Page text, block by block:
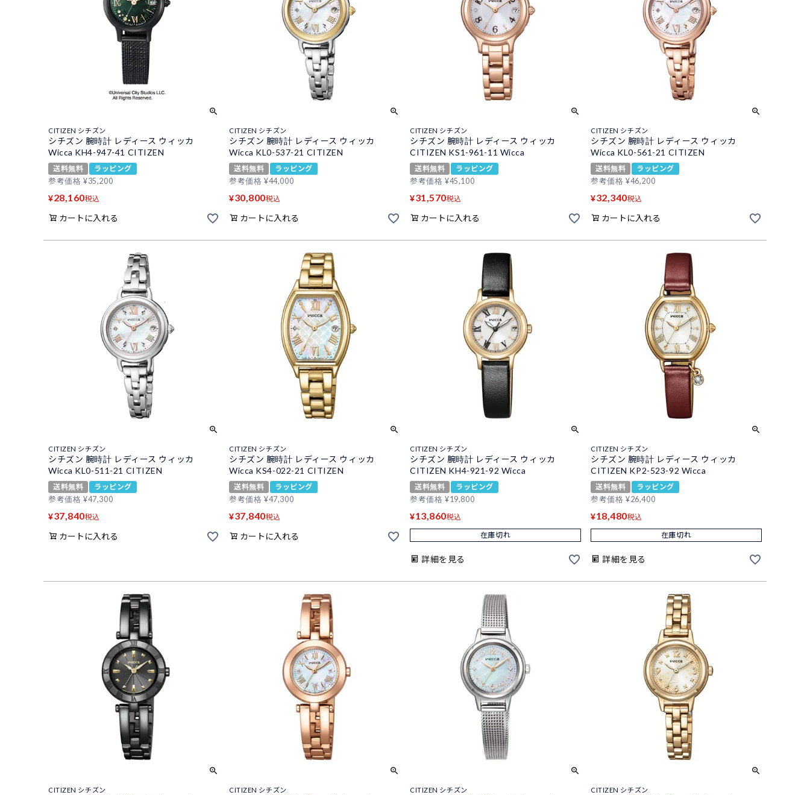
CITIZEN シチズン
シチズン 腕時計 レディース ウィッカ
Wicca KH4-947-41 CITIZEN
送料無料
ラッピング
参考価格 ¥35,200
¥28,160税込
カートに入れる
CITIZEN シチズン
シチズン 腕時計 レディース ウィッカ
Wicca KL0-537-21 CITIZEN
送料無料
ラッピング
参考価格 ¥44,000
¥30,800税込
カートに入れる
CITIZEN シチズン
シチズン 腕時計 レディース ウィッカ
CITIZEN KS1-961-11 Wicca
送料無料
ラッピング
参考価格 ¥45,100
¥31,570税込
カートに入れる
CITIZEN シチズン
シチズン 腕時計 レディース ウィッカ
Wicca KL0-561-21 CITIZEN
送料無料
ラッピング
参考価格 ¥46,200
¥32,340税込
カートに入れる
CITIZEN シチズン
シチズン 腕時計 レディース ウィッカ
Wicca KL0-511-21 CITIZEN
送料無料
ラッピング
参考価格 ¥47,300
¥37,840税込
カートに入れる
CITIZEN シチズン
シチズン 腕時計 レディース ウィッカ
Wicca KS4-022-21 CITIZEN
送料無料
ラッピング
参考価格 ¥47,300
¥37,840税込
カートに入れる
CITIZEN シチズン
シチズン 腕時計 レディース ウィッカ
CITIZEN KH4-921-92 Wicca
送料無料
ラッピング
参考価格 ¥19,800
¥13,860税込
在庫切れ
詳細を見る
CITIZEN シチズン
シチズン 腕時計 レディース ウィッカ
CITIZEN KP2-523-92 Wicca
送料無料
ラッピング
参考価格 ¥26,400
¥18,480税込
在庫切れ
詳細を見る
CITIZEN シチズン CITIZEN シチズン CITIZEN シチズン CITIZEN シチズン